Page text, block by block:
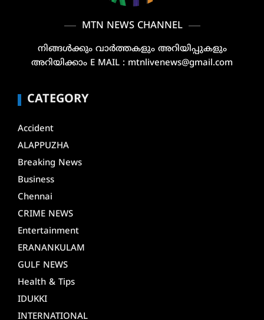
MTN NEWS CHANNEL
നിങ്ങൾക്കും വാർത്തകളും അറിയിപ്പുകളും
അറിയിക്കാം E MAIL : mtnlivenews@gmail.com
CATEGORY
Accident
ALAPPUZHA
Breaking News
Business
Chennai
CRIME NEWS
Entertainment
ERANANKULAM
GULF NEWS
Health & Tips
IDUKKI
INTERNATIONAL